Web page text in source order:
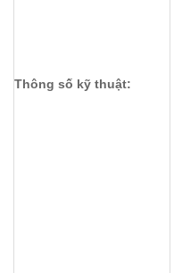
Thông số kỹ thuật: